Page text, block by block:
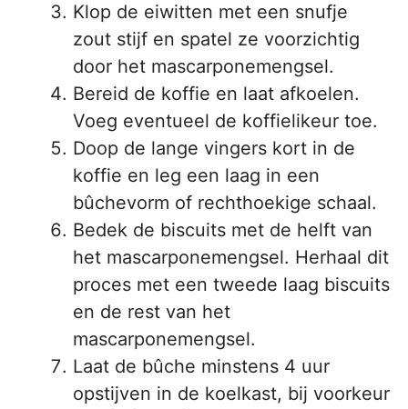
Klop de eiwitten met een snufje
zout stijf en spatel ze voorzichtig
door het mascarponemengsel.
Bereid de koffie en laat afkoelen.
Voeg eventueel de koffielikeur toe.
Doop de lange vingers kort in de
koffie en leg een laag in een
bûchevorm of rechthoekige schaal.
Bedek de biscuits met de helft van
het mascarponemengsel. Herhaal dit
proces met een tweede laag biscuits
en de rest van het
mascarponemengsel.
Laat de bûche minstens 4 uur
opstijven in de koelkast, bij voorkeur